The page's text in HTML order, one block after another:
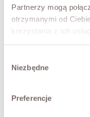
Partnerzy mogą
otrzymanymi od
korzystania z ich usług.
zgody
Niezbędne
Preferencje